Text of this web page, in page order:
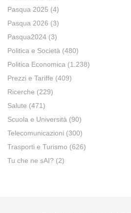
Pasqua 2025 (4)
Pasqua 2026 (3)
Pasqua2024 (3)
Politica e Società (480)
Politica Economica (1.238)
Prezzi e Tariffe (409)
Ricerche (229)
Salute (471)
Scuola e Università (90)
Telecomunicazioni (300)
Trasporti e Turismo (626)
Tu che ne sAI? (2)